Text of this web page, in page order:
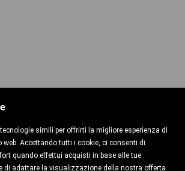
simili per offrirti la migliore esperienza di
Accettando tutti i cookie, ci consenti di
quando effettui acquisti in base alle tue
di adattare la visualizzazione della nostra offerta